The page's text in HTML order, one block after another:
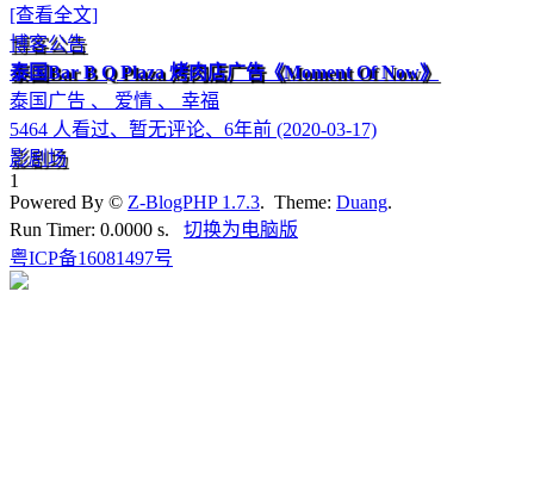
[查看全文]
博客公告
泰国Bar B Q Plaza 烤肉店广告《Moment Of Now》
泰国广告 、 爱情 、 幸福
5464 人看过、暂无评论、6年前 (2020-03-17)
影剧场
1
Powered By © Z-BlogPHP 1.7.3. Theme: Duang.
Run Timer: 0.0000 s. 切换为电脑版
粤ICP备16081497号